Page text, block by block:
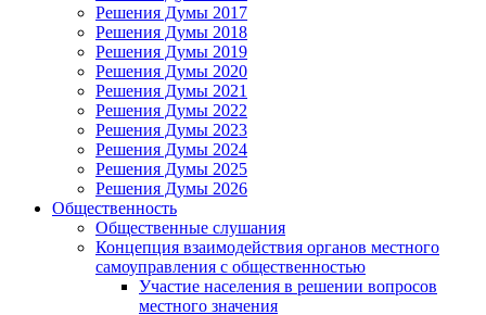
Решения Думы 2017
Решения Думы 2018
Решения Думы 2019
Решения Думы 2020
Решения Думы 2021
Решения Думы 2022
Решения Думы 2023
Решения Думы 2024
Решения Думы 2025
Решения Думы 2026
Общественность
Общественные слушания
Концепция взаимодействия органов местного
самоуправления с общественностью
Участие населения в решении вопросов
местного значения